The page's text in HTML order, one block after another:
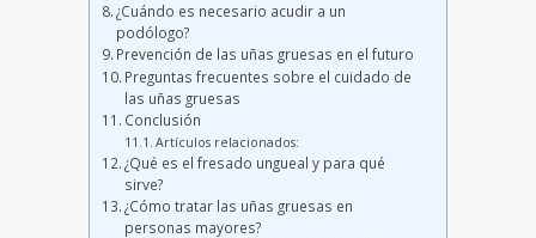
¿Cuándo es necesario acudir a un
podólogo?
Prevención de las uñas gruesas en el futuro
Preguntas frecuentes sobre el cuidado de
las uñas gruesas
Conclusión
Artículos relacionados:
¿Qué es el fresado ungueal y para qué
sirve?
¿Cómo tratar las uñas gruesas en
personas mayores?